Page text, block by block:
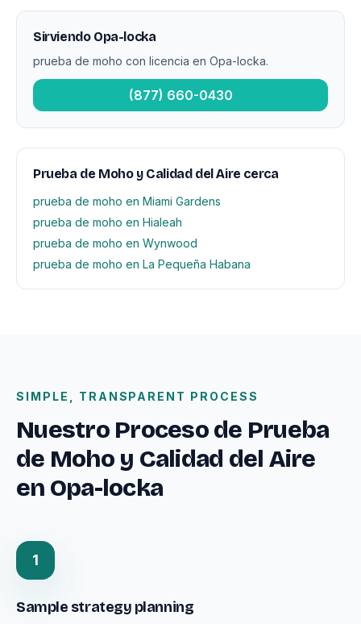
Sirviendo Opa-locka
prueba de moho con licencia en Opa-locka.
(877) 660-0430
Prueba de Moho y Calidad del Aire cerca
prueba de moho en Miami Gardens
prueba de moho en Hialeah
prueba de moho en Wynwood
prueba de moho en La Pequeña Habana
SIMPLE, TRANSPARENT PROCESS
Nuestro Proceso de Prueba
de Moho y Calidad del Aire
en Opa-locka
1
Sample strategy planning